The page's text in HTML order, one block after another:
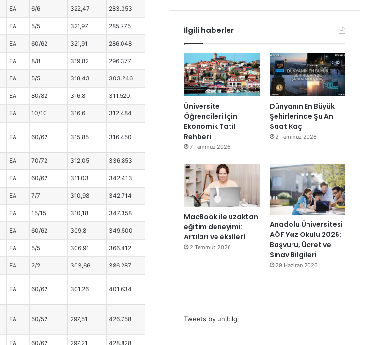
EA 6/6 322,47 283.353
EA 5/5 321,97 285.775
EA 60/62 321,91 286.048
EA 8/8 319,82 296.377
EA 5/5 318,43 303.246
EA 80/82 316,8 311.520
EA 10/10 316,6 312.484
EA 60/62 315,85 316.450
EA 70/72 312,05 336.853
EA 60/62 311,03 342.413
EA 7/7 310,98 342.714
EA 15/15 310,18 347.358
EA 60/62 309,8 349.500
EA 5/5 306,91 366.412
EA 2/2 303,66 386.287
EA 60/62 301,26 401.634
EA 50/52 297,51 426.758
EA 60/62 297,21 428.828
İlgili haberler
Üniversite
Öğrencileri İçin
Ekonomik Tatil
Rehberi
7 Temmuz 2026
Dünyanın En Büyük
Şehirlerinde Şu An
Saat Kaç
2 Temmuz 2026
MacBook ile uzaktan
eğitim deneyimi:
Artıları ve eksileri
2 Temmuz 2026
Anadolu Üniversitesi
AÖF Yaz Okulu 2026:
Başvuru, Ücret ve
Sınav Bilgileri
29 Haziran 2026
Tweets by unibilgi